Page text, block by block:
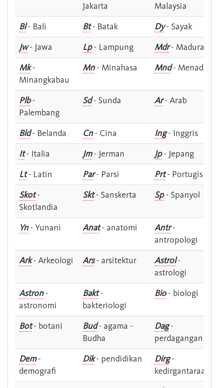
Jakarta
Malaysia
Bl- Bali Bt- Batak Dy- Sayak
Jw- Jawa Lp- Lampung Mdr- Madura
Mk-
Minangkabau
Mn- Minahasa Mnd- Menado
Plb-
Palembang
Sd- Sunda Ar- Arab
Bld- Belanda Cn- Cina Ing- Inggris
It- Italia Jm- Jerman Jp- Jepang
Lt- Latin Par- Parsi Prt- Portugis
Skot-
Skotlandia
Skt- Sanskerta Sp- Spanyol
Yn- Yunani Anat- anatomi Antr-
antropologi
Ark- Arkeologi Ars- arsitektur Astrol-
astrologi
Astron-
astronomi
Bakt-
bakteriologi
Bio- biologi
Bot- botani Bud- agama -
Budha
Dag-
perdagangan
Dem-
demografi
Dik- pendidikan Dirg-
kedirgantaraan